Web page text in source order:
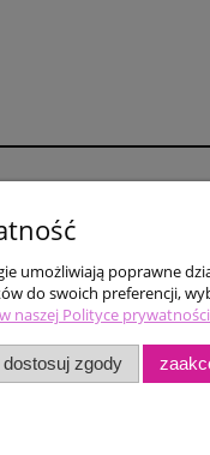
Ustawienia konta
umożliwiają poprawne
do swoich preferencji,
naszej Polityce
dostosuj zgody